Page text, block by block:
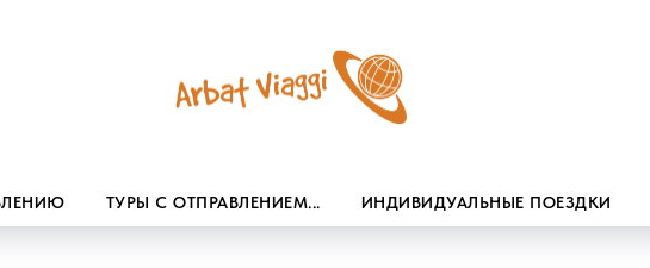
ТУРЫ С ОТПРАВЛЕНИЕМ... ИНДИВИДУАЛЬНЫЕ ПОЕЗДКИ